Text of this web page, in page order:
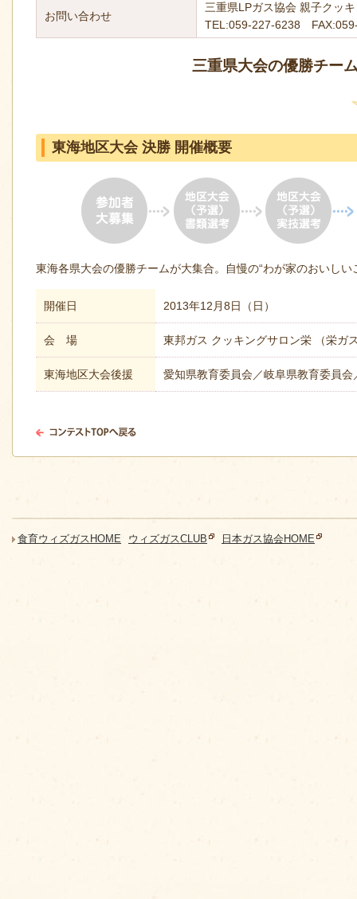
お問い合わせ
三重県LPガス協会 親子クッ
TEL:059-227-6238
三重県大会の優勝チー
東海地区大会 決勝 開催概要
東海各県大会の優勝チームが大集合。自慢の“わが家のおいし
開催日 2013年12月8日（日）
会 場 東邦ガス クッキングサロン栄 （栄ガ
東海地区大会後援 愛知県教育委員会／岐阜県教育委員
食育ウィズガスHOME ウィズガスCLUB 日本ガス協会HOME